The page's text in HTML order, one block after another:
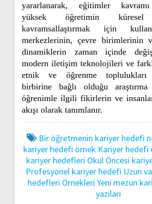
yararlanarak, eğitimler
yüksek öğretimin küresel
kavramsallaştırmak için
merkezlerinin, çevre birimlerinin
dinamiklerin zaman içinde
modern iletişim teknolojileri ve
etnik ve öğrenme toplulukları
birbirine bağlı olduğu
öğrenimle ilgili fikirlerin ve
akışı olarak tanımlanır.
Bir öğretmenin kariyer hedefi
kariyer hedefi örnek Kariyer hedefi
kariyer hedefleri Okul Öncesi
Profesyonel kariyer hedefi Uzun
hedefleri Örnekleri Yeni mezun
yazıları